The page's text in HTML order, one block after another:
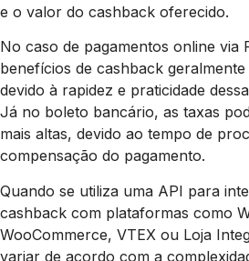
e o valor do cashback oferecido.
No caso de pagamentos online via
benefícios de cashback geralmente
devido à rapidez e praticidade
Já no boleto bancário, as taxas
mais altas, devido ao tempo de
compensação do pagamento.
Quando se utiliza uma API para
cashback com plataformas como
WooCommerce, VTEX ou Loja
variar de acordo com a